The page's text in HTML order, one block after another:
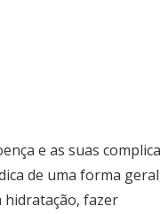
e as suas
de uma forma
hidratação, fazer